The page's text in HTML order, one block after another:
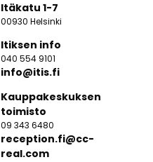
Itäkatu 1-7
00930 Helsinki
Itiksen info
040 554 9101
info@itis.fi
Kauppakeskuksen
toimisto
09 343 6480
reception.fi@cc-
real.com